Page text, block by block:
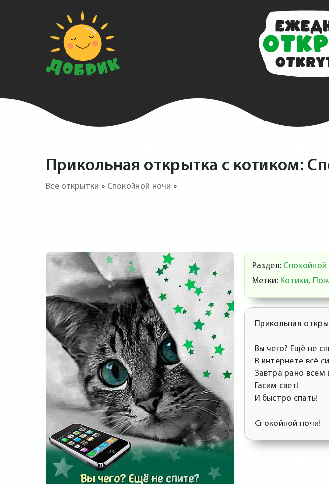
Прикольная открытка с котиком:
Все открытки » Спокойной ночи »
Раздел: Спокойной
Метки: Котики,
Прикольная
Вы чего? Ещё не
В интернете всё
Завтра рано всем
Гасим свет!
И быстро спать!
Спокойной ночи!